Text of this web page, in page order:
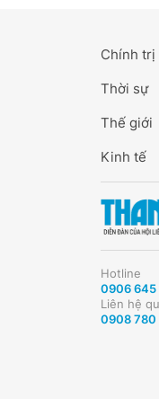
Chính trị
Thời sự
Thế giới
Kinh tế
Hotline
0906 645
Liên hệ
0908 780